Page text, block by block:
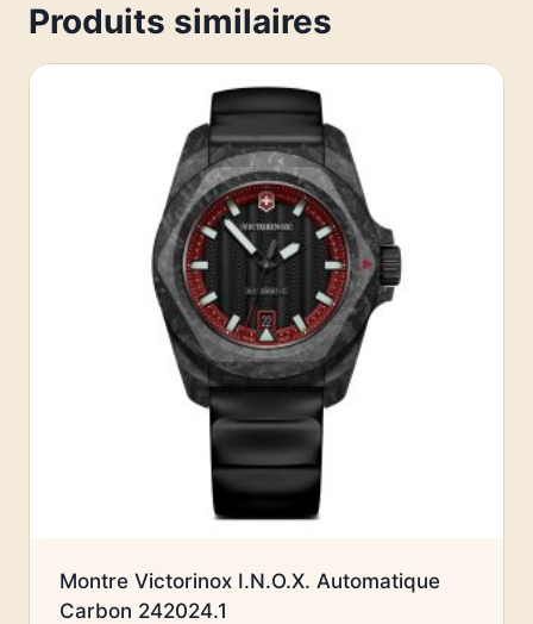
Produits similaires
Montre Victorinox I.N.O.X. Automatique
Carbon 242024.1